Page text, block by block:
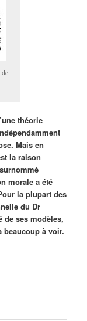
théorie
Mais en
la raison
morale a été
la plupart des
du Dr
de ses modèles,
à voir.